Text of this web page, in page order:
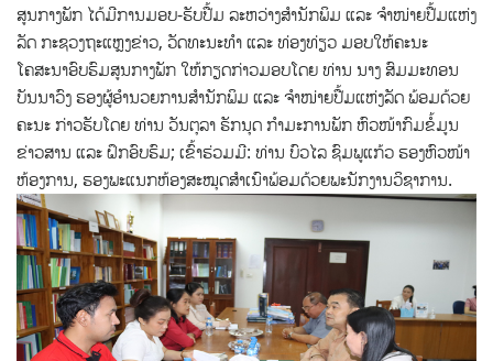
ສູນກາງພັກ ໄດ້ມີການມອບ-ຮັບປື້ມ ລະຫວ່າງສໍານັກພິມ ແລະ ຈໍາໜ່າຍປື້ມແຫ່ງ
ລັດ ກະຊວງຖະແຫຼງຂ່າວ, ວັດທະນະທໍາ ແລະ ທ່ອງທ່ຽວ ມອບໃຫ້ຄະນະ
ໂຄສະນາອົບຮົມສູນກາງພັກ ໃຫ້ກຽດກ່າວມອບໂດຍ ທ່ານ ນາງ ສົມມະທອນ
ບັນນາວົງ ຮອງຜູ້ອໍານວຍການສໍານັກພິມ ແລະ ຈໍາໜ່າຍປື້ມແຫ່ງລັດ ພ້ອມດ້ວຍ
ຄະນະ ກ່າວຮັບໂດຍ ທ່ານ ວັນຕຸລາ ຣັກນຸດ ກໍາມະການພັກ ຫົວໜ້າກົມຂໍ້ມູນ
ຂ່າວສານ ແລະ ຝຶກອົບຮົມ; ເຂົ້າຮ່ວມມີ: ທ່ານ ບົວໄລ ຊົມພູແກ້ວ ຮອງຫົວໜ້າ
ຫ້ອງການ, ຮອງພະແນກຫ້ອງສະໝຸດສໍາເນົາພ້ອມດ້ວຍພະນັກງານວິຊາການ.